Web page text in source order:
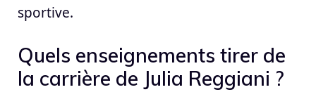
sportive.
Quels enseignements tirer de
la carrière de Julia Reggiani ?